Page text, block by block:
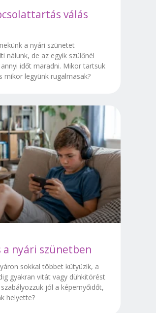
válás
a nyári szünetet
nálunk, de az egyik szülőnél
időt maradni. Mikor tartsuk
mikor legyünk rugalmasak?
a nyári szünetben
sokkal többet kütyüzik, a
gyakran vitát vagy dühkitörést
jól a képernyőidőt,
helyette?